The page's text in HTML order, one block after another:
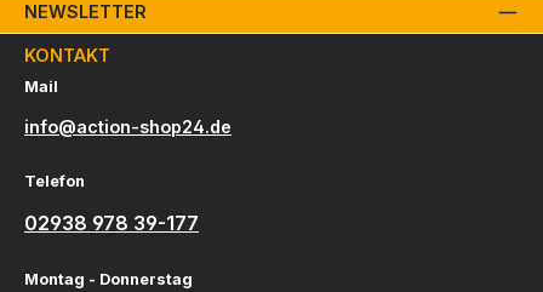
NEWSLETTER
KONTAKT
Mail
info@action-shop24.de
Telefon
02938 978 39-177
Montag - Donnerstag